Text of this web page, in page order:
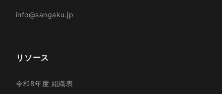
info@sangaku.jp
リソース
令和8年度 組織表